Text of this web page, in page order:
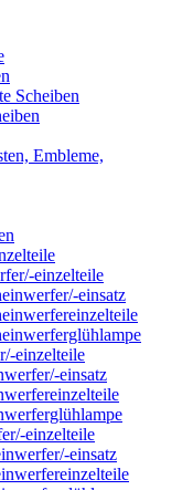
Scheiben
Embleme,
einzelteile
einsatz
einzelteile
einsatz
einzelteile
einsatz